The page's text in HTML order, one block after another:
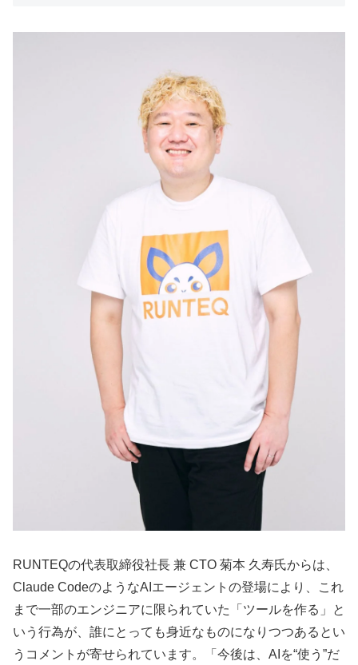
RUNTEQの代表取締役社長 兼 CTO 菊本 久寿氏からは、
Claude CodeのようなAIエージェントの登場により、これ
まで一部のエンジニアに限られていた「ツールを作る」と
いう行為が、誰にとっても身近なものになりつつあるとい
うコメントが寄せられています。「今後は、AIを“使う”だ